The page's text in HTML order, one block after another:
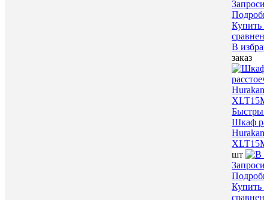
Купить
В
заказ
Шкаф
шт
Купить